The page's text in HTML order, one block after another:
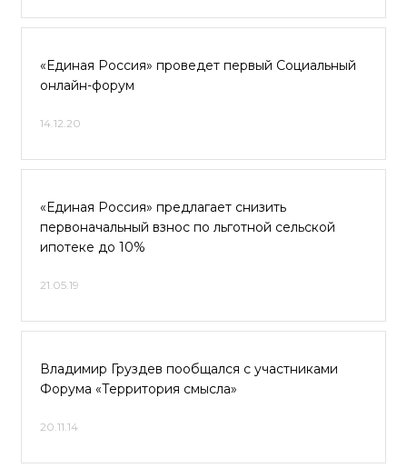
«Единая Россия» проведет первый Социальный
онлайн-форум
14.12.20
«Единая Россия» предлагает снизить
первоначальный взнос по льготной сельской
ипотеке до 10%
21.05.19
Владимир Груздев пообщался с участниками
Форума «Территория смысла»
20.11.14